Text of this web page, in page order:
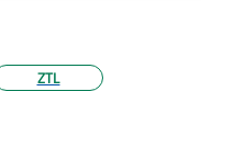
ZTL